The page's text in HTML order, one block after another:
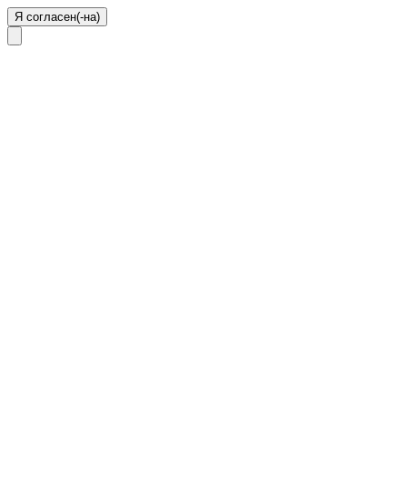
Я согласен(-на)